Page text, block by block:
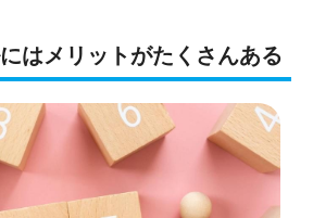
はメリットがたくさんある